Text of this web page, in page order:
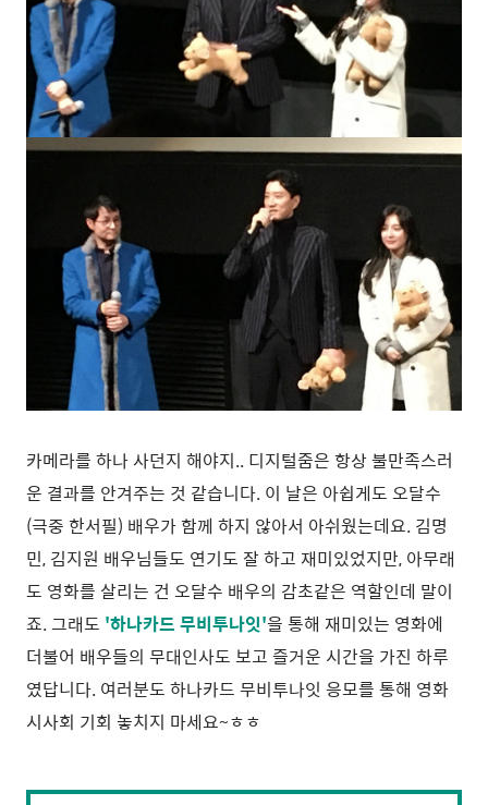
카메라를 하나 사던지 해야지.. 디지털줌은 항상 불만족스러
운 결과를 안겨주는 것 같습니다. 이 날은 아쉽게도 오달수
(극중 한서필) 배우가 함께 하지 않아서 아쉬웠는데요. 김명
민, 김지원 배우님들도 연기도 잘 하고 재미있었지만, 아무래
도 영화를 살리는 건 오달수 배우의 감초같은 역할인데 말이
죠. 그래도 '하나카드 무비투나잇'을 통해 재미있는 영화에
더불어 배우들의 무대인사도 보고 즐거운 시간을 가진 하루
였답니다. 여러분도 하나카드 무비투나잇 응모를 통해 영화
시사회 기회 놓치지 마세요~ㅎㅎ